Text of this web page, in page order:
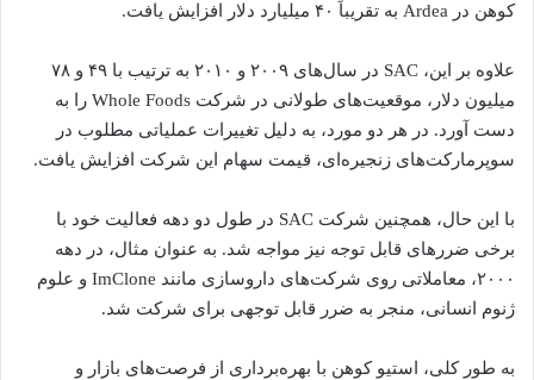
کوهن در Ardea به تقریباً ۴۰ میلیارد دلار افزایش یافت.
علاوه بر این، SAC در سال‌های ۲۰۰۹ و ۲۰۱۰ به ترتیب با ۴۹ و ۷۸
میلیون دلار، موقعیت‌های طولانی در شرکت Whole Foods را به
دست آورد. در هر دو مورد، به دلیل تغییرات عملیاتی مطلوب در
سوپرمارکت‌های زنجیره‌ای، قیمت سهام این شرکت افزایش یافت.
با این حال، همچنین شرکت SAC در طول دو دهه فعالیت خود با
برخی ضررهای قابل توجه نیز مواجه شد. به عنوان مثال، در دهه
۲۰۰۰، معاملاتی روی شرکت‌های داروسازی مانند ImClone و علوم
ژنوم انسانی، منجر به ضرر قابل توجهی برای شرکت شد.
به طور کلی، استیو کوهن با بهره‌برداری از فرصت‌های بازار و